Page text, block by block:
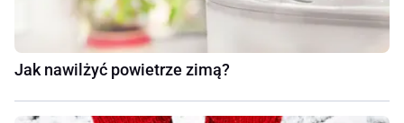
Jak nawilżyć powietrze zimą?